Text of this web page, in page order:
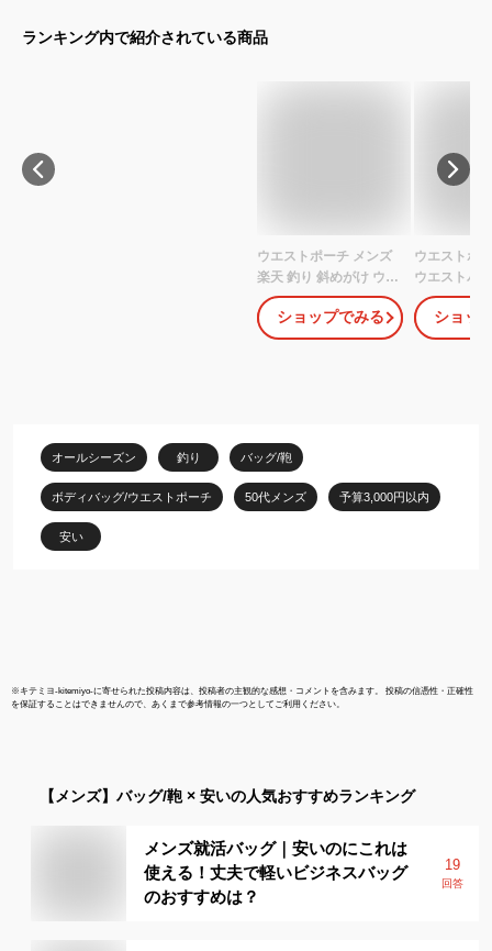
ランキング内で紹介されている商品
ウエストポーチ メンズ
楽天 釣り 斜めがけ ウエ
ストバッグ 大容量 仕事
用 3way ショルダーバッ
グ シンプル 多機能 多収
ショップでみる
ウエストポ
ウエストバ
メンズ レデ
ーツ 旅行 ア
バイバル 迷
ショッ
オールシーズン 釣り バッグ/鞄
ボディバッグ/ウエストポーチ 50代メンズ 予算3,000円以内
安い
※キテミヨ-kitemiyo-に寄せられた投稿内容は、投稿者の主観的な感想・コメントを含みます。 投稿の信憑性・正確性
を保証することはできませんので、あくまで参考情報の一つとしてご利用ください。
【メンズ】 バッグ/鞄 × 安いの人気おすすめランキング
メンズ就活バッグ｜安いのにこれは
使える！丈夫で軽いビジネスバッグ
のおすすめは？
19
回答